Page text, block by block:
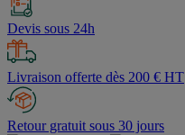
Devis sous 24h
Livraison offerte dès 200 € HT
Retour gratuit sous 30 jours